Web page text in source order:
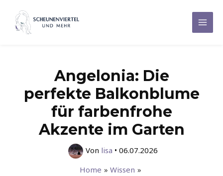
Inhalt
springen
Main
Angelonia: Die
perfekte Balkonblume
für farbenfrohe
Akzente im Garten
Von lisa • 06.07.2026
Home
Wissen